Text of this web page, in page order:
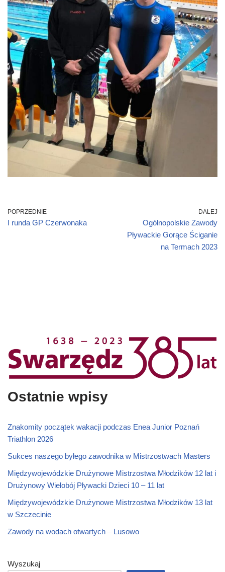
POPRZEDNIE
I runda GP Czerwonaka
DALEJ
Ogólnopolskie Zawody
Pływackie Gorące Ściganie
na Termach 2023
Ostatnie wpisy
Znakomity początek wakacji podczas Enea Junior Poznań
Triathlon 2026
Sukces naszego byłego zawodnika w Mistrzostwach Masters
Międzywojewódzkie Drużynowe Mistrzostwa Młodzików 12 lat i
Drużynowy Wielobój Pływacki Dzieci 10 – 11 lat
Międzywojewódzkie Drużynowe Mistrzostwa Młodzików 13 lat
w Szczecinie
Zawody na wodach otwartych – Lusowo
Wyszukaj